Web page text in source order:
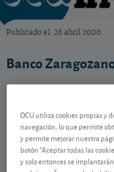
Publicado el 26 abril 2000
Banco
Gestiona tu
OCU utiliza cookies propias y
navegación, lo que permite
y permite mejorar nuestra
botón "Aceptar todas las
y solo entonces se